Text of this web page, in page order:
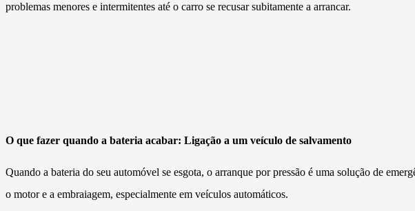
problemas menores e intermitentes até o carro se recusar subitamente a arrancar.
O que fazer quando a bateria acabar: Ligação a um veículo de salvamento
Quando a bateria do seu automóvel se esgota, o arranque por pressão é uma solução de
o motor e a embraiagem, especialmente em veículos automáticos.